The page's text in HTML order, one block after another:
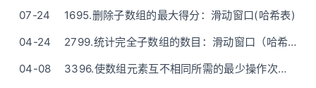
07-24
1695.删除子数组的最大得分：滑动窗口(哈希表)
04-24
2799.统计完全子数组的数目：滑动窗口（哈希表）
04-08
3396.使数组元素互不相同所需的最少操作次数：O(n)一次倒序遍历